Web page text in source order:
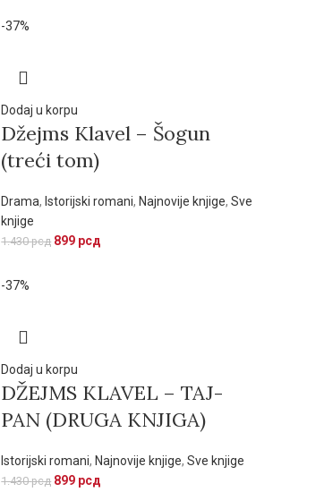
-37%
Dodaj u korpu
Džejms Klavel – Šogun
(treći tom)
Drama, Istorijski romani, Najnovije knjige,Sve
knjige
1.430рсд 899 рсд
-37%
Dodaj u korpu
DŽEJMS KLAVEL – TAJ-
PAN (DRUGA KNJIGA)
Istorijski romani, Najnovije knjige,Sve knjige
1.430рсд 899 рсд